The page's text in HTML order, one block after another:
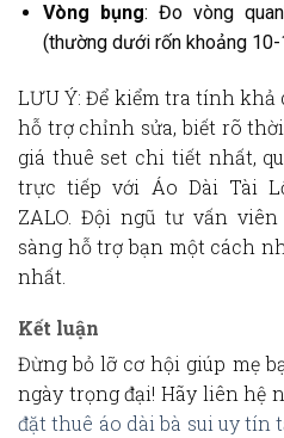
Vòng bụng: Đo vòng
(thường dưới rốn khoảng 10-
LƯU Ý: Để kiểm tra tínhkhả
hỗ trợ chỉnh sửa, biết rõ
giá thuê set chi tiết nhất,
trực tiếp với Áo Dài Tài
ZALO. Đội ngũ tư vấn
sàng hỗ trợ bạn một cách
nhất.
Kết luận
Đừng bỏ lỡ cơ hội giúp mẹ
ngày trọng đại! Hãy liên hệ
đặt thuê áo dài bà sui uy tín